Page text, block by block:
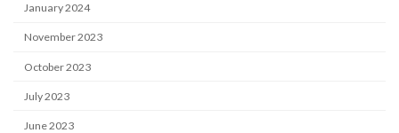
January 2024
November 2023
October 2023
July 2023
June 2023